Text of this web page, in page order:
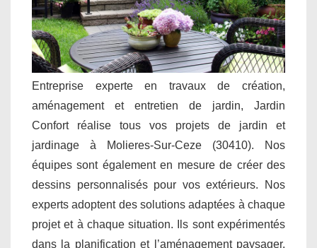
Entreprise experte en travaux de création,
aménagement et entretien de jardin, Jardin
Confort réalise tous vos projets de jardin et
jardinage à Molieres-Sur-Ceze (30410). Nos
équipes sont également en mesure de créer des
dessins personnalisés pour vos extérieurs. Nos
experts adoptent des solutions adaptées à chaque
projet et à chaque situation. Ils sont expérimentés
dans la planification et l’aménagement paysager.